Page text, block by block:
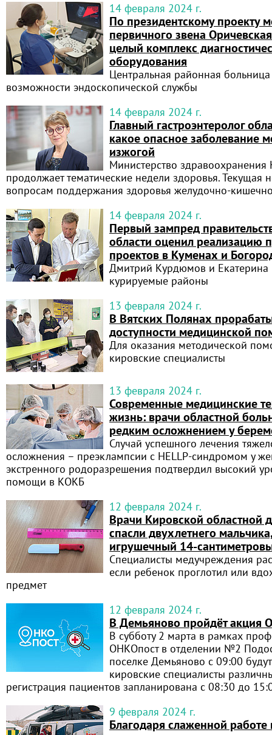
14 февраля 2024 г.
По президентскому проекту
первичного звена
целый комплекс
оборудования
Центральная районная больница
возможности эндоскопической службы
14 февраля 2024 г.
Главный гастроэнтеролог
какое опасное заболевание
изжогой
Министерство здравоохранения
продолжает тематические недели здоровья. Текущая
вопросам поддержания здоровья желудочно-
14 февраля 2024 г.
Первый зампред
области оценил реализацию
проектов в Куменах и
Дмитрий Курдюмов и Екатерина
курируемые районы
13 февраля 2024 г.
В Вятских Полянах
доступности медицинской
Для оказания методической
кировские специалисты
13 февраля 2024 г.
Современные медицинские
жизнь: врачи областной
редким осложнением у
Случай успешного лечения
осложнения – преэклампсии с HELLP-синдромом у
экстренного родоразрешения подтвердил высокий
помощи в КОКБ
12 февраля 2024 г.
Врачи Кировской областной
спасли двухлетнего
игрушечный 14-
Специалисты медучреждения
если ребенок проглотил или
предмет
12 февраля 2024 г.
В Демьяново пройдёт акция
В субботу 2 марта в рамках
ОНКОпост в отделении №2
поселке Демьяново с 09:00
кировские специалисты
регистрация пациентов запланирована с 08:30 до
9 февраля 2024 г.
Благодаря слаженной работе